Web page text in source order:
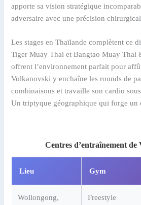
apporte sa vision stratégique
adversaire avec une précision
Les stages en Thaïlande complètent ce
Tiger Muay Thai et Bangtao Muay Thai
offrent l’environnement parfait pour
Volkanovski y enchaîne les rounds de
combinaisons et travaille son cardio
Un triptyque géographique qui forge un
Centres d’entraînement de
Lieu Gym
Wollongong,
Freestyle